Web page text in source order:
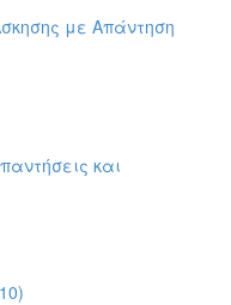
με Απάντηση
και